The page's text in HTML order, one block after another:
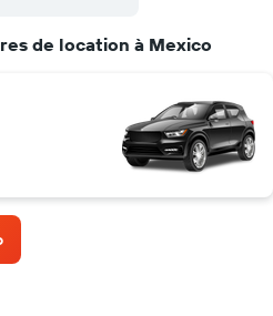
de location à Mexico